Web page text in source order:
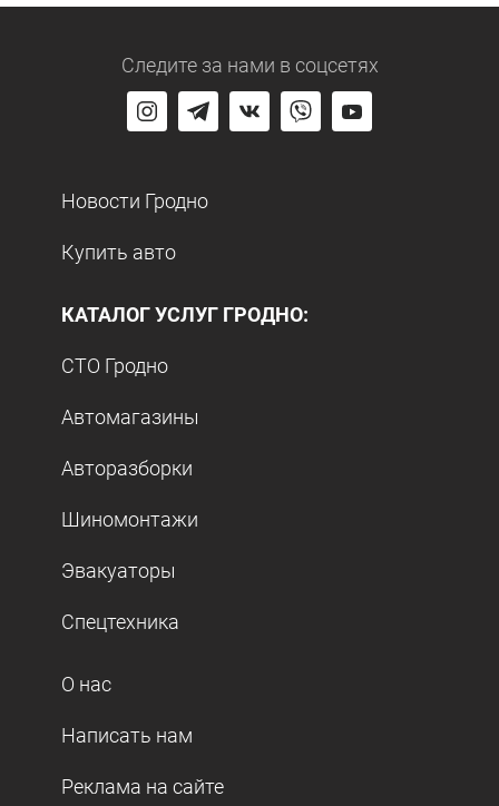
Следите за нами в соцсетях
Новости Гродно
Купить авто
КАТАЛОГ УСЛУГ ГРОДНО:
СТО Гродно
Автомагазины
Авторазборки
Шиномонтажи
Эвакуаторы
Спецтехника
О нас
Написать нам
Реклама на сайте